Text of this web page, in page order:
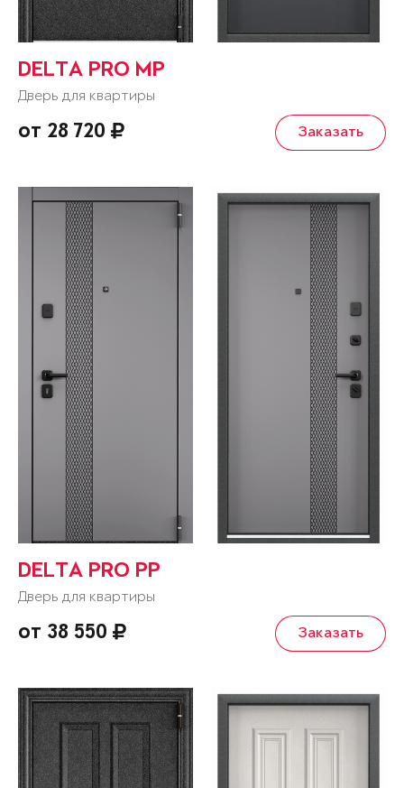
DELTA PRO MP
Дверь для квартиры
от 28 720 Заказать
DELTA PRO PP
Дверь для квартиры
от 38 550 Заказать